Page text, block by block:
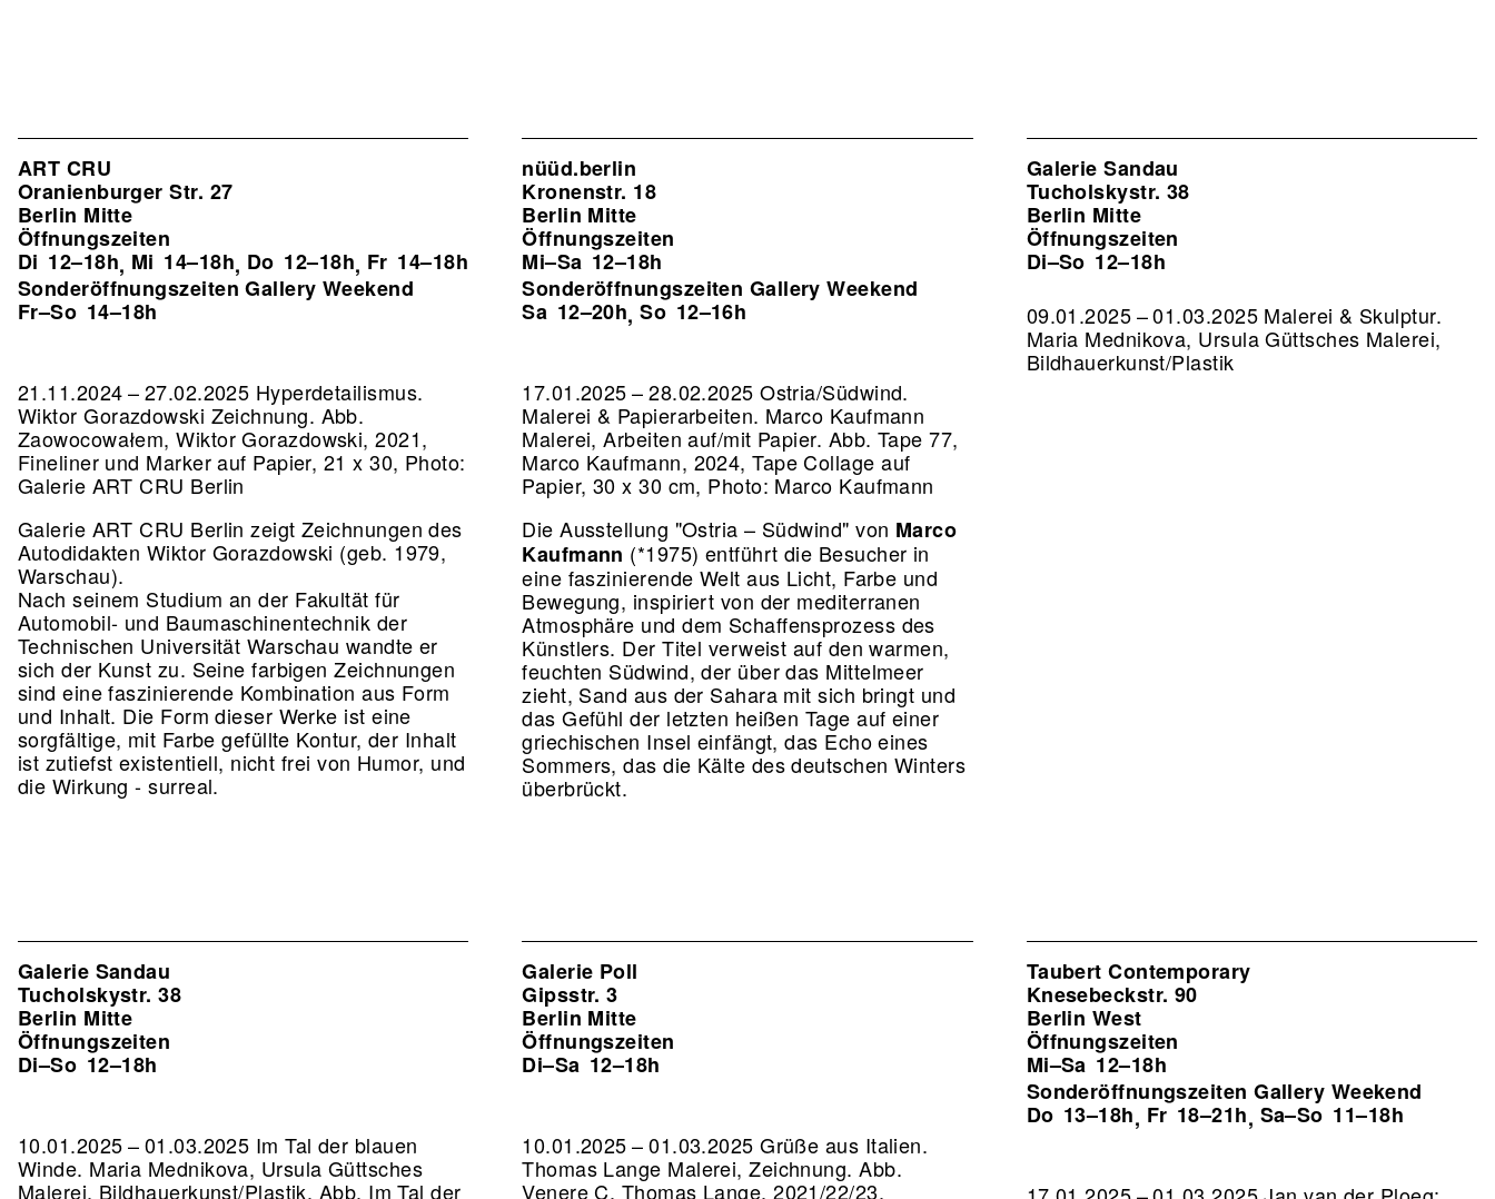
ART CRU
Oranienburger Str. 27
Berlin Mitte
Öffnungszeiten
Di 12–18h, Mi 14–18h, Do 12–18h, Fr 14–18h
Sonderöffnungszeiten Gallery Weekend
Fr–So 14–18h
21.11.2024 – 27.02.2025 Hyperdetailismus.
Wiktor Gorazdowski Zeichnung. Abb.
Zaowocowałem, Wiktor Gorazdowski, 2021,
Fineliner und Marker auf Papier, 21 x 30, Photo:
Galerie ART CRU Berlin
Galerie ART CRU Berlin zeigt Zeichnungen des
Autodidakten Wiktor Gorazdowski (geb. 1979,
Warschau).
Nach seinem Studium an der Fakultät für
Automobil- und Baumaschinentechnik der
Technischen Universität Warschau wandte er
sich der Kunst zu. Seine farbigen Zeichnungen
sind eine faszinierende Kombination aus Form
und Inhalt. Die Form dieser Werke ist eine
sorgfältige, mit Farbe gefüllte Kontur, der Inhalt
ist zutiefst existentiell, nicht frei von Humor, und
die Wirkung - surreal.
nüüd.berlin
Kronenstr. 18
Berlin Mitte
Öffnungszeiten
Mi–Sa 12–18h
Sonderöffnungszeiten Gallery Weekend
Sa 12–20h,So 12–16h
17.01.2025 – 28.02.2025 Ostria/Südwind.
Malerei & Papierarbeiten. Marco Kaufmann
Malerei, Arbeiten auf/mit Papier. Abb. Tape 77,
Marco Kaufmann, 2024, Tape Collage auf
Papier, 30 x 30 cm, Photo: Marco Kaufmann
Die Ausstellung "Ostria – Südwind" von Marco
Kaufmann (*1975) entführt die Besucher in
eine faszinierende Welt aus Licht, Farbe und
Bewegung, inspiriert von der mediterranen
Atmosphäre und dem Schaffensprozess des
Künstlers. Der Titel verweist auf den warmen,
feuchten Südwind, der über das Mittelmeer
zieht, Sand aus der Sahara mit sich bringt und
das Gefühl der letzten heißen Tage auf einer
griechischen Insel einfängt, das Echo eines
Sommers, das die Kälte des deutschen Winters
überbrückt.
Galerie Sandau
Tucholskystr. 38
Berlin Mitte
Öffnungszeiten
Di–So 12–18h
09.01.2025 – 01.03.2025 Malerei & Skulptur.
Maria Mednikova, Ursula Güttsches Malerei,
Bildhauerkunst/Plastik
Galerie Sandau
Tucholskystr. 38
Berlin Mitte
Öffnungszeiten
Di–So 12–18h
10.01.2025 – 01.03.2025 Im Tal der blauen
Winde. Maria Mednikova, Ursula Güttsches
Malerei, Bildhauerkunst/Plastik. Abb. Im Tal der
Galerie Poll
Gipsstr. 3
Berlin Mitte
Öffnungszeiten
Di–Sa 12–18h
10.01.2025 – 01.03.2025 Grüße aus Italien.
Thomas Lange Malerei, Zeichnung.Abb.
Venere C, Thomas Lange, 2021/22/23,
Taubert Contemporary
Knesebeckstr. 90
Berlin West
Öffnungszeiten
Mi–Sa 12–18h
Sonderöffnungszeiten Gallery Weekend
Do 13–18h, Fr 18–21h, Sa–So 11–18h